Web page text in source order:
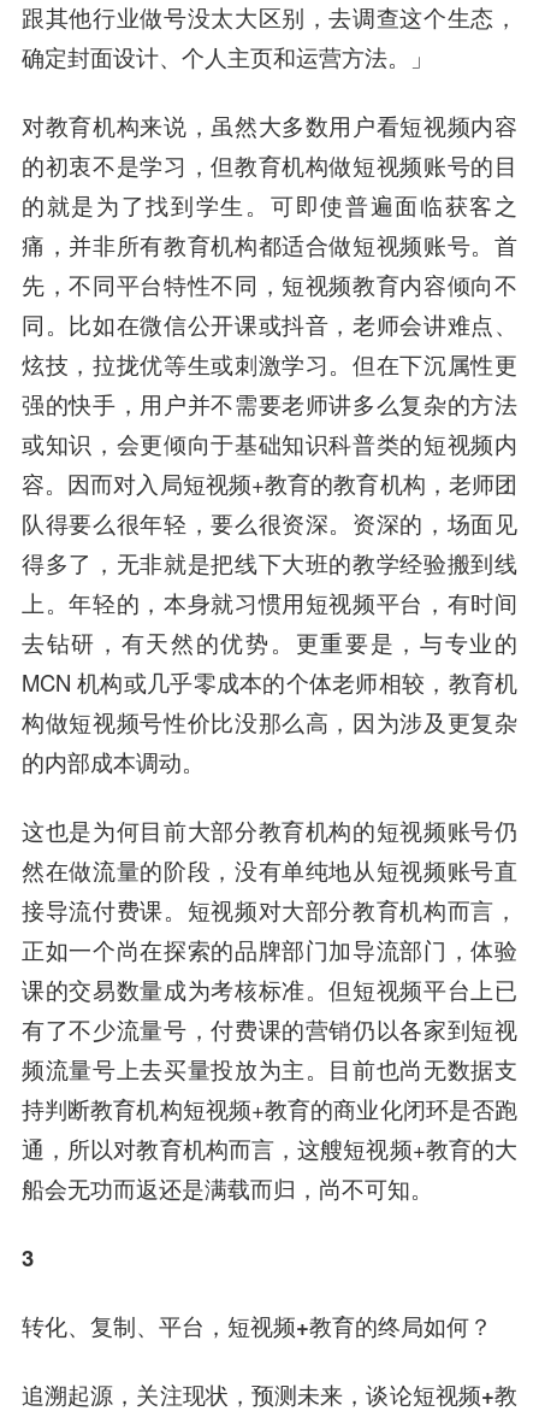
跟其他行业做号没太大区别，去调查这个生态，
确定封面设计、个人主页和运营方法。」
对教育机构来说，虽然大多数用户看短视频内容
的初衷不是学习，但教育机构做短视频账号的目
的就是为了找到学生。可即使普遍面临获客之
痛， 并非所有教育机构都适合做短视频账号。首
先，不同平台特性不同，短视频教育内容倾向不
同。 比如在微信公开课或抖音，老师会讲难点、
炫技，拉拢优等生或刺激学习。但在下沉属性更
强的快手，用户并不需要老师讲多么复杂的方法
或知识，会更倾向于基础知识科普类的短视频内
容。因而对入局短视频+教育的教育机构，老师团
队得要么很年轻，要么很资深。资深的，场面见
得多了，无非就是把线下大班的教学经验搬到线
上。年轻的，本身就习惯用短视频平台，有时间
去钻研，有天然的优势。更重要是，与专业的
MCN 机构或几乎零成本的个体老师相较，教育机
构做短视频号性价比没那么高，因为涉及更复杂
的内部成本调动。
这也是为何目前大部分教育机构的短视频账号仍
然在做流量的阶段，没有单纯地从短视频账号直
接导流付费课。短视频对大部分教育机构而言，
正如一个尚在探索的品牌部门加导流部门，体验
课的交易数量成为考核标准。但短视频平台上已
有了不少流量号，付费课的营销仍以各家到短视
频流量号上去买量投放为主。 目前也尚无数据支
持判断教育机构短视频+教育的商业化闭环是否跑
通，所以对教育机构而言，这艘短视频+教育的大
船会无功而返还是满载而归，尚不可知。
3
转化、复制、平台，短视频+教育的终局如何？
追溯起源，关注现状，预测未来，谈论短视频+教